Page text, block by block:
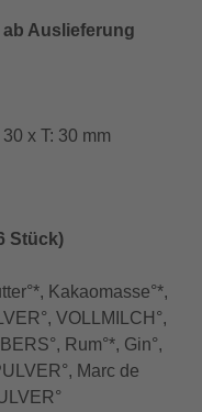
Auslieferung
x T: 30 mm
Stück)
Kakaomasse°*,
VOLLMILCH°,
Rum°*, Gin°,
Marc de